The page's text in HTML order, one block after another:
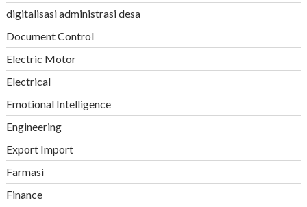
digitalisasi administrasi desa
Document Control
Electric Motor
Electrical
Emotional Intelligence
Engineering
Export Import
Farmasi
Finance